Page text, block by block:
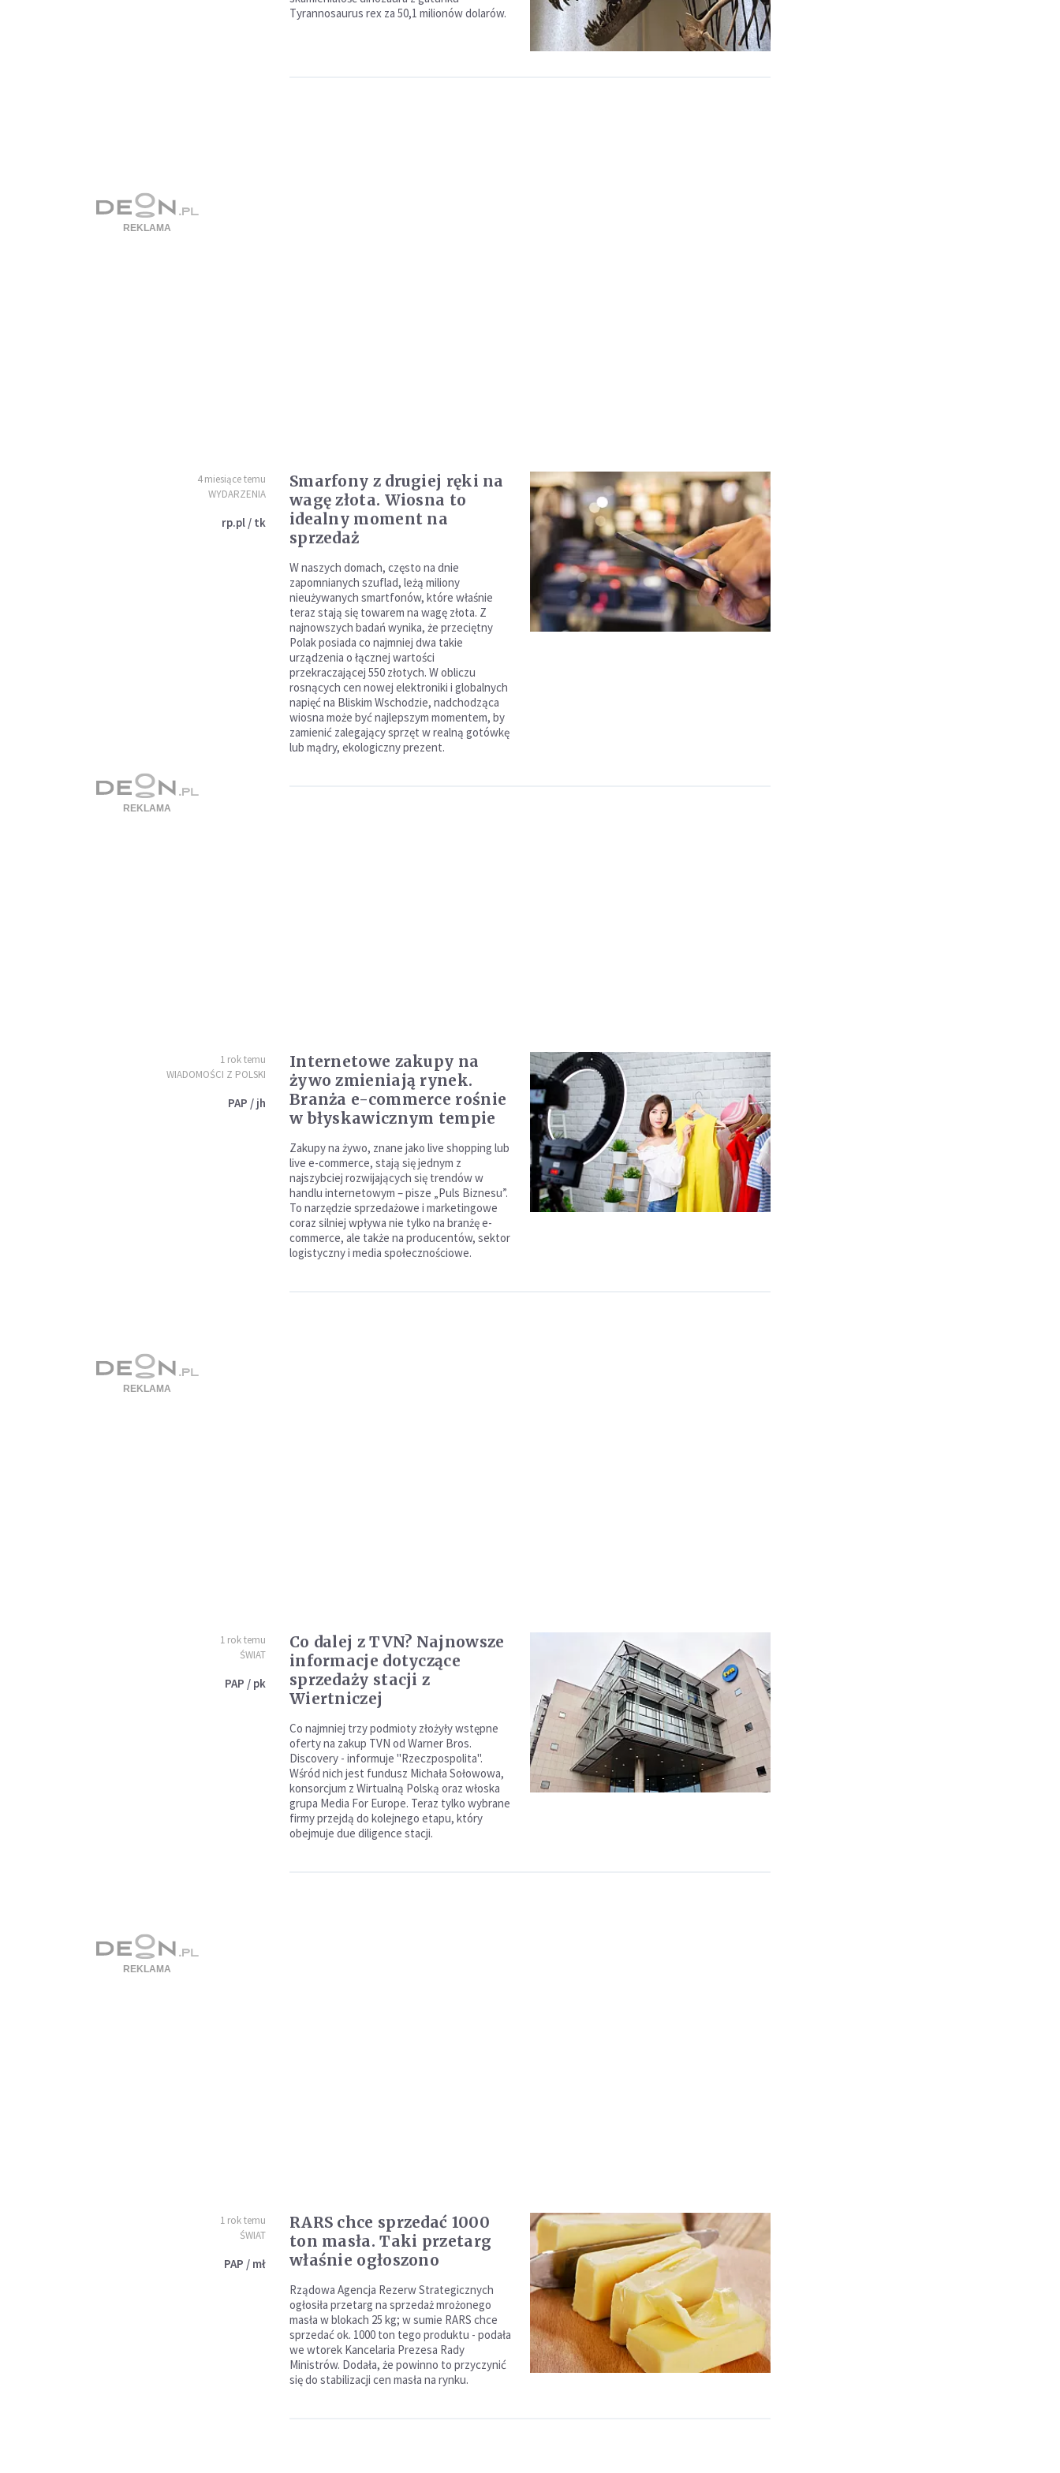
Tyrannosaurus rex za 50,1 milionów dolarów.
4 miesiące temu
WYDARZENIA
rp.pl / tk
Smarfony z drugiej ręki na
wagę złota. Wiosna to
idealny moment na
sprzedaż
W naszych domach, często na dnie
zapomnianych szuflad, leżą miliony
nieużywanych smartfonów, które właśnie
teraz stają się towarem na wagę złota. Z
najnowszych badań wynika, że przeciętny
Polak posiada co najmniej dwa takie
urządzenia o łącznej wartości
przekraczającej 550 złotych. W obliczu
rosnących cen nowej elektroniki i globalnych
napięć na Bliskim Wschodzie, nadchodząca
wiosna może być najlepszym momentem, by
zamienić zalegający sprzęt w realną gotówkę
lub mądry, ekologiczny prezent.
1 rok temu
WIADOMOŚCI Z POLSKI
PAP / jh
Internetowe zakupy na
żywo zmieniają rynek.
Branża e-commerce rośnie
w błyskawicznym tempie
Zakupy na żywo, znane jako live shopping lub
live e-commerce, stają się jednym z
najszybciej rozwijających się trendów w
handlu internetowym – pisze „Puls Biznesu”.
To narzędzie sprzedażowe i marketingowe
coraz silniej wpływa nie tylko na branżę e-
commerce, ale także na producentów, sektor
logistyczny i media społecznościowe.
1 rok temu
ŚWIAT
PAP / pk
Co dalej z TVN? Najnowsze
informacje dotyczące
sprzedaży stacji z
Wiertniczej
Co najmniej trzy podmioty złożyły wstępne
oferty na zakup TVN od Warner Bros.
Discovery - informuje "Rzeczpospolita".
Wśród nich jest fundusz Michała Sołowowa,
konsorcjum z Wirtualną Polską oraz włoska
grupa Media For Europe. Teraz tylko wybrane
firmy przejdą do kolejnego etapu, który
obejmuje due diligence stacji.
1 rok temu
ŚWIAT
PAP / mł
RARS chce sprzedać 1000
ton masła. Taki przetarg
właśnie ogłoszono
Rządowa Agencja Rezerw Strategicznych
ogłosiła przetarg na sprzedaż mrożonego
masła w blokach 25 kg; w sumie RARS chce
sprzedać ok. 1000 ton tego produktu - podała
we wtorek Kancelaria Prezesa Rady
Ministrów. Dodała, że powinno to przyczynić
się do stabilizacji cen masła na rynku.